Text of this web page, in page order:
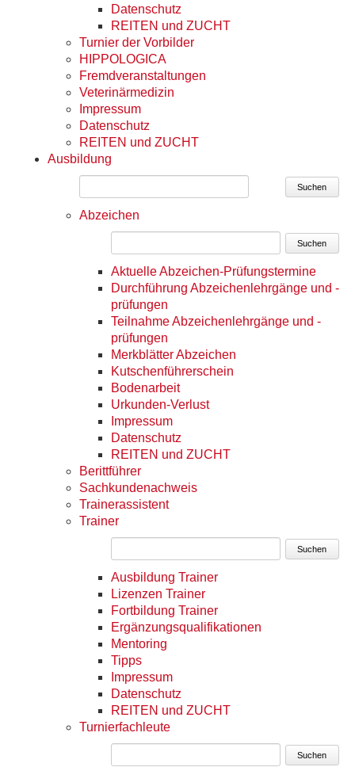
Datenschutz
REITEN und ZUCHT
Turnier der Vorbilder
HIPPOLOGICA
Fremdveranstaltungen
Veterinärmedizin
Impressum
Datenschutz
REITEN und ZUCHT
Ausbildung
Suchen
Abzeichen
Suchen
Aktuelle Abzeichen-Prüfungstermine
Durchführung Abzeichenlehrgänge und -
prüfungen
Teilnahme Abzeichenlehrgänge und -
prüfungen
Merkblätter Abzeichen
Kutschenführerschein
Bodenarbeit
Urkunden-Verlust
Impressum
Datenschutz
REITEN und ZUCHT
Berittführer
Sachkundenachweis
Trainerassistent
Trainer
Suchen
Ausbildung Trainer
Lizenzen Trainer
Fortbildung Trainer
Ergänzungsqualifikationen
Mentoring
Tipps
Impressum
Datenschutz
REITEN und ZUCHT
Turnierfachleute
Suchen